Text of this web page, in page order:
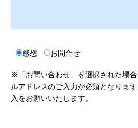
感想 お問合せ
※「お問い合わせ」を選択された場
ルアドレスのご入力が必須となりま
入をお願いいたします。